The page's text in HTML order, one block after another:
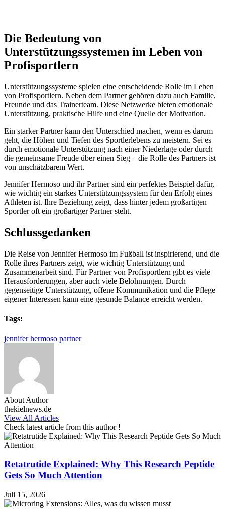
Die Bedeutung von
Unterstützungssystemen im Leben von
Profisportlern
Unterstützungssysteme spielen eine entscheidende Rolle im Leben
von Profisportlern. Neben dem Partner gehören dazu auch Familie,
Freunde und das Trainerteam. Diese Netzwerke bieten emotionale
Unterstützung, praktische Hilfe und eine Quelle der Motivation.
Ein starker Partner kann den Unterschied machen, wenn es darum
geht, die Höhen und Tiefen des Sportlerlebens zu meistern. Sei es
durch emotionale Unterstützung nach einer Niederlage oder durch
die gemeinsame Freude über einen Sieg – die Rolle des Partners ist
von unschätzbarem Wert.
Jennifer Hermoso und ihr Partner sind ein perfektes Beispiel dafür,
wie wichtig ein starkes Unterstützungssystem für den Erfolg eines
Athleten ist. Ihre Beziehung zeigt, dass hinter jedem großartigen
Sportler oft ein großartiger Partner steht.
Schlussgedanken
Die Reise von Jennifer Hermoso im Fußball ist inspirierend, und die
Rolle ihres Partners zeigt, wie wichtig Unterstützung und
Zusammenarbeit sind. Für Partner von Profisportlern gibt es viele
Herausforderungen, aber auch viele Belohnungen. Durch
gegenseitige Unterstützung, offene Kommunikation und die Pflege
eigener Interessen kann eine gesunde Balance erreicht werden.
Tags:
jennifer hermoso partner
About Author
thekielnews.de
View All Articles
Check latest article from this author !
Retatrutide Explained: Why This Research Peptide
Gets So Much Attention
Juli 15, 2026